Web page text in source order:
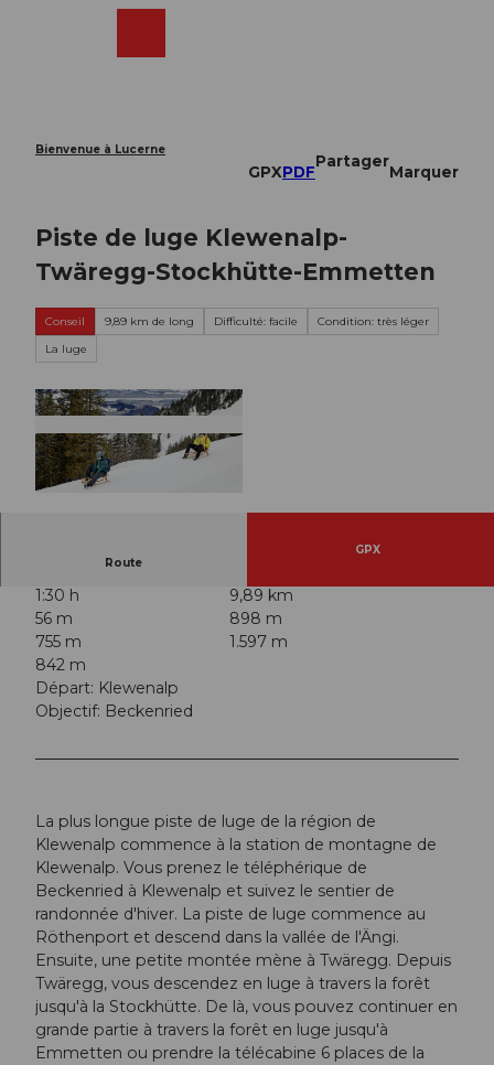
Bienvenue à Lucerne
GPXPDF
Partager
Marquer
Piste de luge Klewenalp-
Twäregg-Stockhütte-Emmetten
Conseil 9,89 km de long Difficulté: facile
Condition: très léger
La luge
Route
GPX
1:30 h
9,89 km
56 m
898 m
755 m
1.597 m
842 m
Départ: Klewenalp
Objectif: Beckenried
La plus longue piste de luge de la région de
Klewenalp commence à la station de montagne de
Klewenalp. Vous prenez le téléphérique de
Beckenried à Klewenalp et suivez le sentier de
randonnée d'hiver. La piste de luge commence au
Röthenport et descend dans la vallée de l'Ängi.
Ensuite, une petite montée mène à Twäregg. Depuis
Twäregg, vous descendez en luge à travers la forêt
jusqu'à la Stockhütte. De là, vous pouvez continuer en
grande partie à travers la forêt en luge jusqu'à
Emmetten ou prendre la télécabine 6 places de la